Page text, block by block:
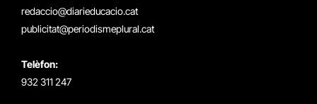
redaccio@diarieducacio.cat
publicitat@periodismeplural.cat
Telèfon:
932 311 247